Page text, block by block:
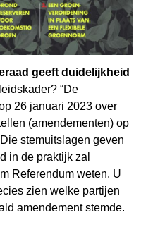
geeft duidelijkheid
“De
26 januari 2023 over
(amendementen) op
stemuitslagen geven
in de praktijk zal
Referendum weten. U
zien welke partijen
amendement stemde.